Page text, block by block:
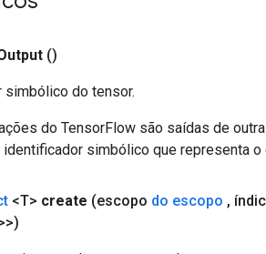
()
simbólico do tensor.
do TensorFlow são saídas de
simbólico que representa o
<T> create (escopo do escopo ,